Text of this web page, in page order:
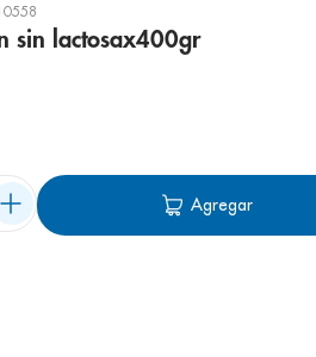
sin lactosax400gr
Agregar